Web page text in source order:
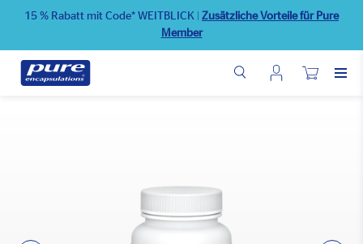
Direkt
Inhalt
15 % Rabatt mit Code* WEITBLICK
Zusätzliche Vorteile für Pure
Member
Wunschliste